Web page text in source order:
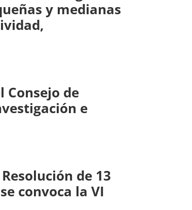
y medianas
Consejo de
e
de 13
convoca la VI